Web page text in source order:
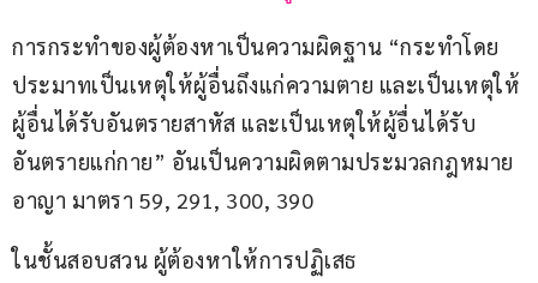
การกระทำของผู้ต้องหาเป็นความผิดฐาน “กระทำโดย
ประมาทเป็นเหตุให้ผู้อื่นถึงแก่ความตาย และเป็นเหตุให้
ผู้อื่นได้รับอันตรายสาหัส และเป็นเหตุให้ผู้อื่นได้รับ
อันตรายแก่กาย” อันเป็นความผิดตามประมวลกฎหมาย
อาญา มาตรา 59, 291, 300, 390
ในชั้นสอบสวน ผู้ต้องหาให้การปฏิเสธ